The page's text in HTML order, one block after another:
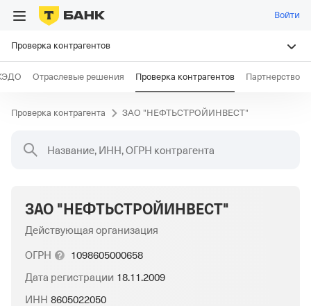
Войти
Проверка контрагентов
Отраслевые решения Проверка контрагентов Партнерство
Проверка контрагента ЗАО "НЕФТЬСТРОЙИНВЕСТ"
Название, ИНН, ОГРН контрагента
ЗАО "НЕФТЬСТРОЙИНВЕСТ"
Действующая организация
ОГРН
1098605000658
Дата регистрации 18.11.2009
ИНН 8605022050